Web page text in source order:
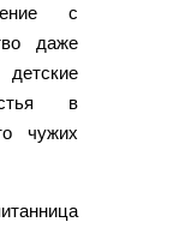
с
даже
в
чужих